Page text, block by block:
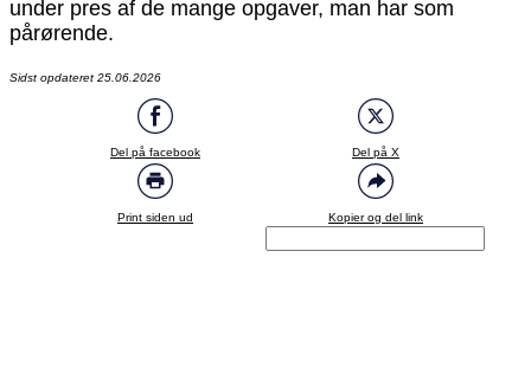
under pres af de mange opgaver, man har som
pårørende.
Sidst opdateret 25.06.2026
Del på facebook Del på X
Print siden ud Kopier og del link